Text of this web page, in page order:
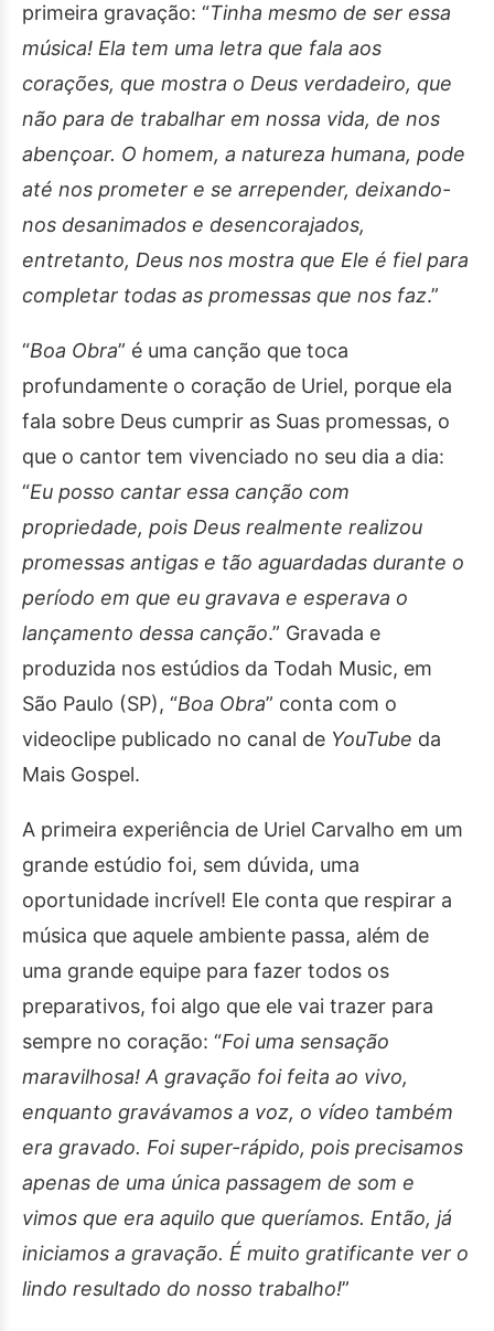
primeira gravação: “Tinha mesmo de ser essa
música! Ela tem uma letra que fala aos
corações, que mostra o Deus verdadeiro, que
não para de trabalhar em nossa vida, de nos
abençoar. O homem, a natureza humana, pode
até nos prometer e se arrepender, deixando-
nos desanimados e desencorajados,
entretanto, Deus nos mostra que Ele é fiel para
completar todas as promessas que nos faz.”
“Boa Obra” é uma canção que toca
profundamente o coração de Uriel, porque ela
fala sobre Deus cumprir as Suas promessas, o
que o cantor tem vivenciado no seu dia a dia:
“Eu posso cantar essa canção com
propriedade, pois Deus realmente realizou
promessas antigas e tão aguardadas durante o
período em que eu gravava e esperava o
lançamento dessa canção.” Gravada e
produzida nos estúdios da Todah Music, em
São Paulo (SP), “Boa Obra” conta com o
videoclipe publicado no canal de YouTube da
Mais Gospel.
A primeira experiência de Uriel Carvalho em um
grande estúdio foi, sem dúvida, uma
oportunidade incrível! Ele conta que respirar a
música que aquele ambiente passa, além de
uma grande equipe para fazer todos os
preparativos, foi algo que ele vai trazer para
sempre no coração: “Foi uma sensação
maravilhosa! A gravação foi feita ao vivo,
enquanto gravávamos a voz, o vídeo também
era gravado. Foi super-rápido, pois precisamos
apenas de uma única passagem de som e
vimos que era aquilo que queríamos. Então, já
iniciamos a gravação. É muito gratificante ver o
lindo resultado do nosso trabalho!”